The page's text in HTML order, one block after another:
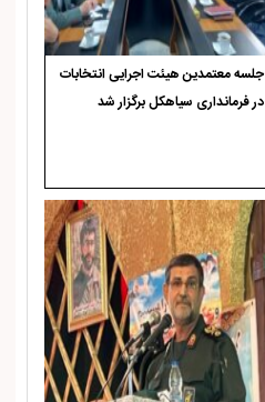
جلسه معتمدین هیئت اجرایی انتخابات
در فرمانداری سیاهکل برگزار شد